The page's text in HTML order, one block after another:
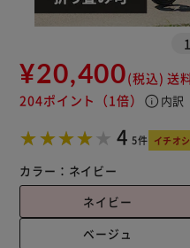
1
¥20,400(税込) 送
204ポイント （1倍） info 内訳
4 5件 イチオシ
カラー： ネイビー
ネイビー
ベージュ